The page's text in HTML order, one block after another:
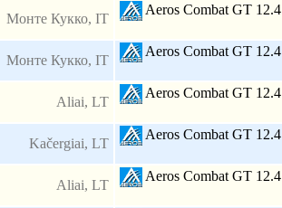
Монте Кукко, IT
Aeros Combat GT 12.4
Монте Кукко, IT
Aeros Combat GT 12.4
Aliai, LT
Aeros Combat GT 12.4
Kačergiai, LT
Aeros Combat GT 12.4
Aliai, LT
Aeros Combat GT 12.4